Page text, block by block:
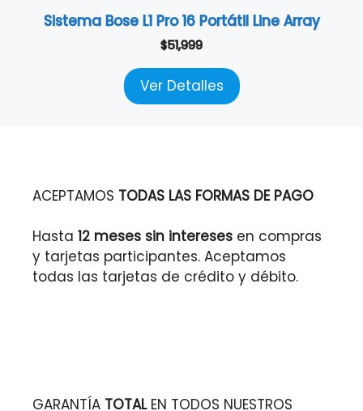
Sistema Bose L1 Pro 16 Portátil Line Array
$51,999
Ver Detalles
ACEPTAMOS TODAS LAS FORMAS DE PAGO
Hasta 12 meses sin intereses en compras
y tarjetas participantes. Aceptamos
todas las tarjetas de crédito y débito.
GARANTÍA TOTALEN TODOS NUESTROS